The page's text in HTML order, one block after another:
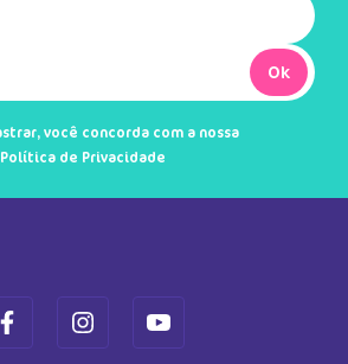
Ok
você concorda com a nossa
Política de Privacidade